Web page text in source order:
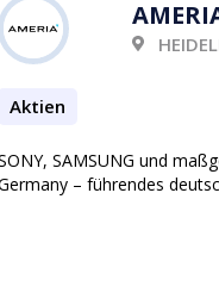
Aktien
SAMSUNG und
– führendes